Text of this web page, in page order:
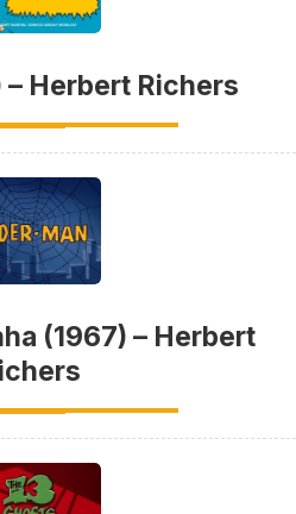
– Herbert Richers
(1967) – Herbert